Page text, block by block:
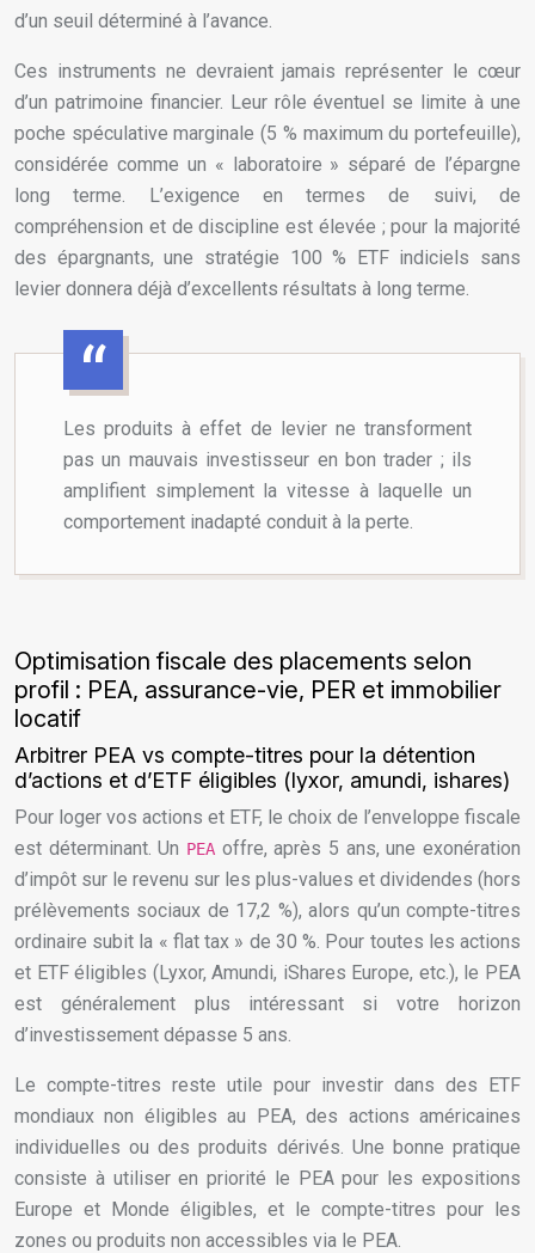
d’un seuil déterminé à l’avance.
Ces instruments ne devraient jamais représenter le cœur
d’un patrimoine financier. Leur rôle éventuel se limite à une
poche spéculative marginale (5 % maximum du portefeuille),
considérée comme un « laboratoire » séparé de l’épargne
long terme. L’exigence en termes de suivi, de
compréhension et de discipline est élevée ; pour la majorité
des épargnants, une stratégie 100 % ETF indiciels sans
levier donnera déjà d’excellents résultats à long terme.
Les produits à effet de levier ne transforment
pas un mauvais investisseur en bon trader ; ils
amplifient simplement la vitesse à laquelle un
comportement inadapté conduit à la perte.
Optimisation fiscale des placements selon
profil : PEA, assurance-vie, PER et immobilier
locatif
Arbitrer PEA vs compte-titres pour la détention
d’actions et d’ETF éligibles (lyxor, amundi, ishares)
Pour loger vos actions et ETF, le choix de l’enveloppe fiscale
est déterminant. Un PEA offre, après 5 ans, une exonération
d’impôt sur le revenu sur les plus-values et dividendes (hors
prélèvements sociaux de 17,2 %), alors qu’un compte-titres
ordinaire subit la « flat tax » de 30 %. Pour toutes les actions
et ETF éligibles (Lyxor, Amundi, iShares Europe, etc.), le PEA
est généralement plus intéressant si votre horizon
d’investissement dépasse 5 ans.
Le compte-titres reste utile pour investir dans des ETF
mondiaux non éligibles au PEA, des actions américaines
individuelles ou des produits dérivés. Une bonne pratique
consiste à utiliser en priorité le PEA pour les expositions
Europe et Monde éligibles, et le compte-titres pour les
zones ou produits non accessibles via le PEA.